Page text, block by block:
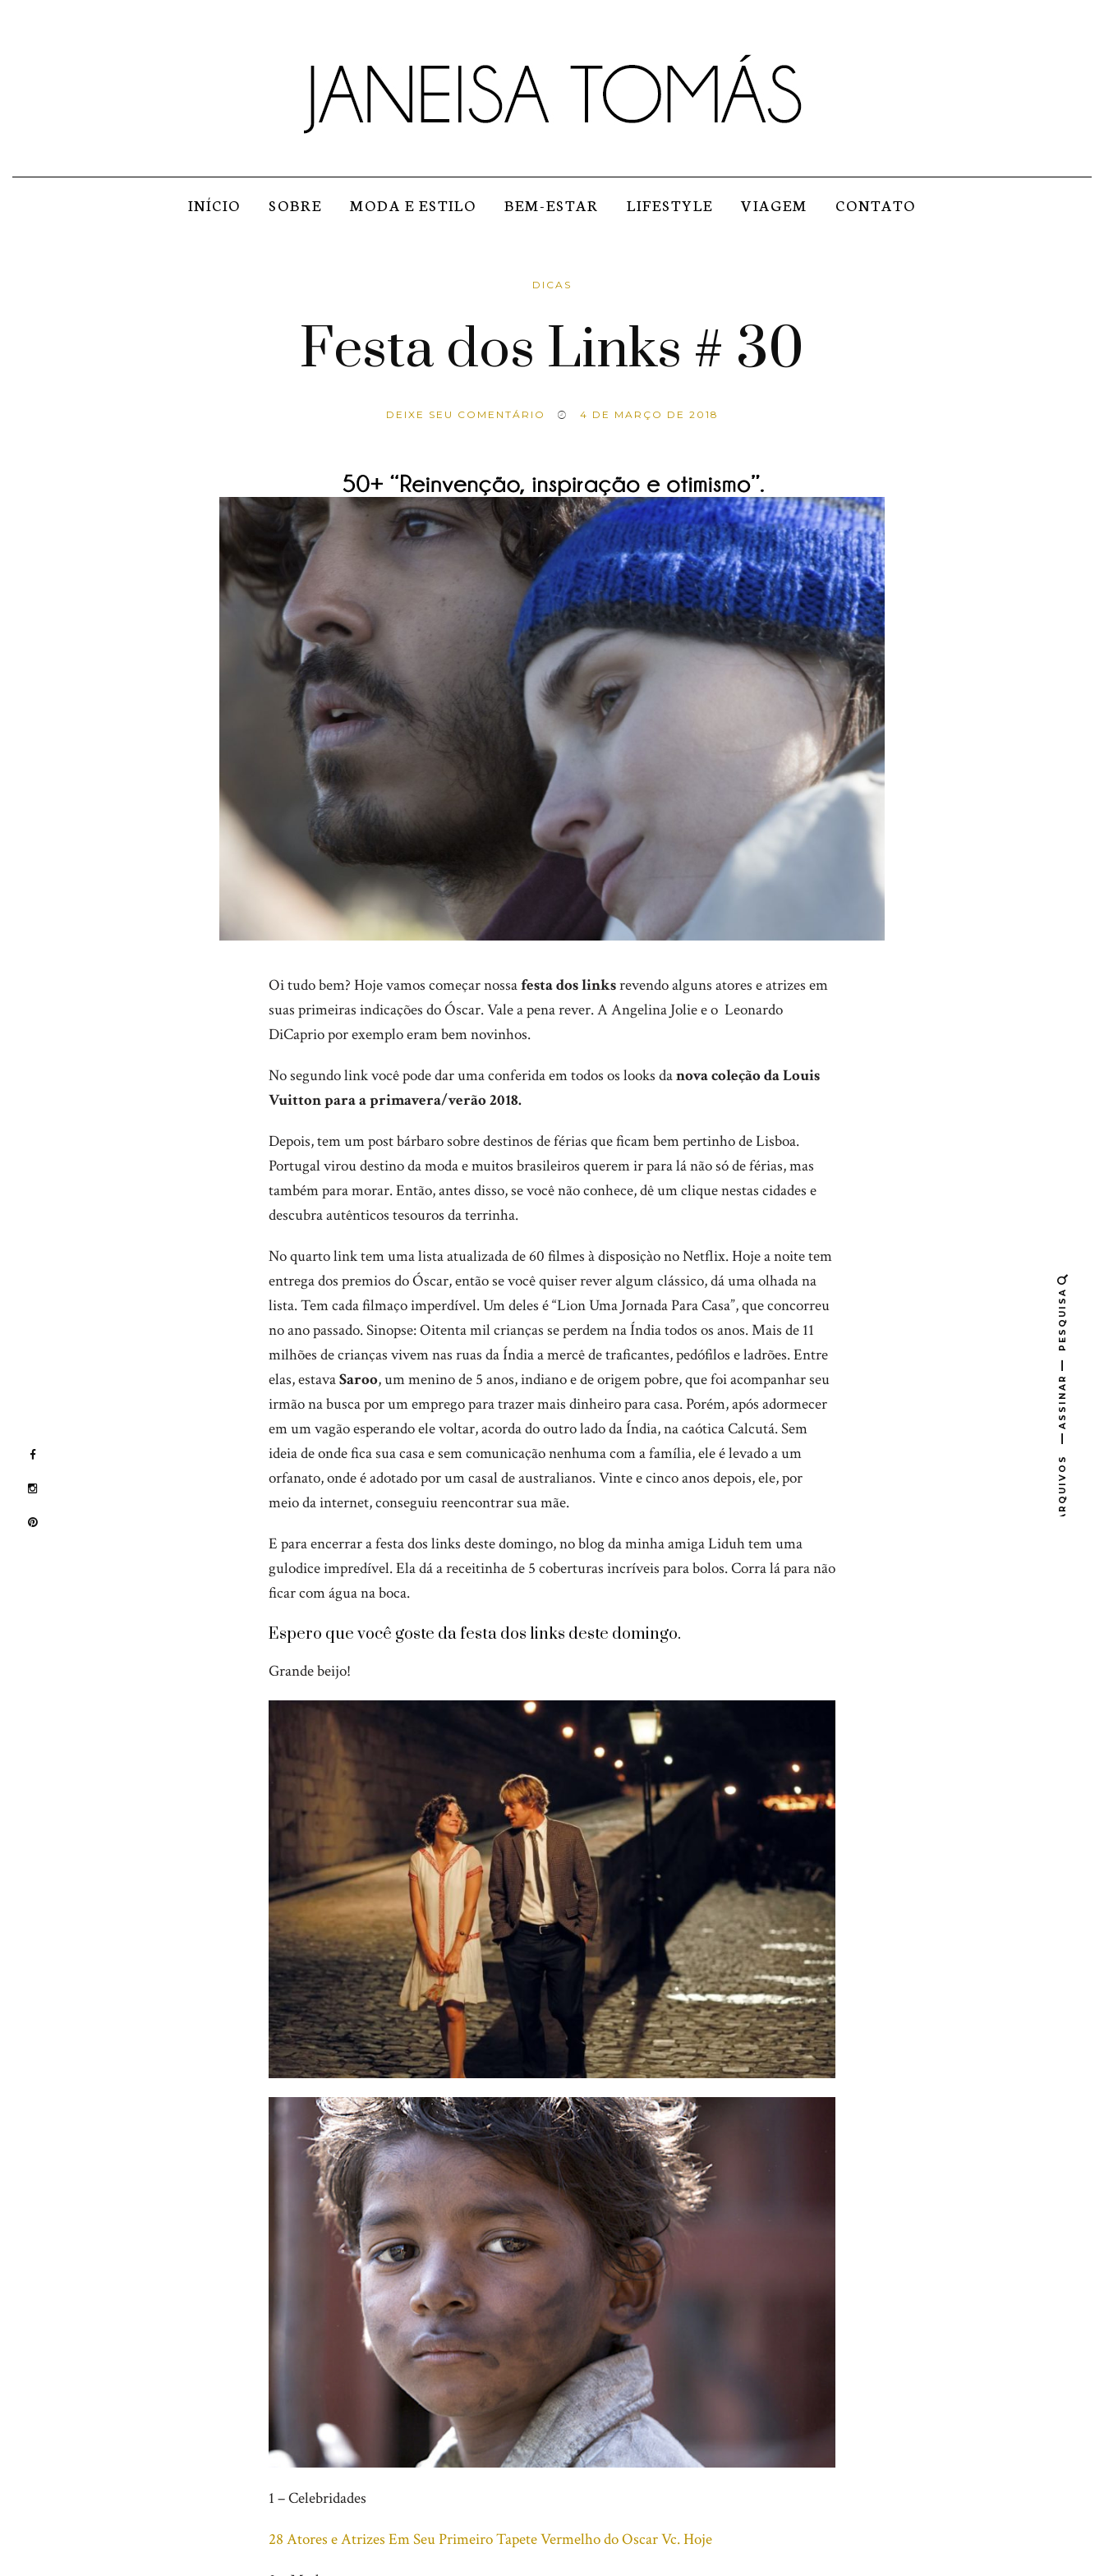
INÍCIO SOBRE MODA E ESTILO BEM-ESTAR LIFESTYLE VIAGEM CONTATO
DICAS
Festa dos Links # 30
DEIXE SEU COMENTÁRIO 4 DE MARÇO DE 2018
Oi tudo bem? Hoje vamos começar nossafesta dos linksrevendo alguns atores e atrizes em
suas primeiras indicações do Óscar. Vale a pena rever. A Angelina Jolie e o Leonardo
DiCaprio por exemplo eram bem novinhos.
No segundo link você pode dar uma conferida em todos os looks danova coleção da Louis
Vuitton para a primavera/verão 2018.
Depois, tem um post bárbaro sobre destinos de férias que ficam bem pertinho de Lisboa.
Portugal virou destino da moda e muitos brasileiros querem ir para lá não só de férias, mas
também para morar. Então, antes disso, se você não conhece, dê um clique nestas cidades e
descubra autênticos tesouros da terrinha.
No quarto link tem uma lista atualizada de 60 filmes à disposiçào no Netflix. Hoje a noite tem
entrega dos premios do Óscar, então se você quiser rever algum clássico, dá uma olhada na
lista. Tem cada filmaço imperdível. Um deles é “Lion Uma Jornada Para Casa”, que concorreu
no ano passado. Sinopse: Oitenta mil crianças se perdem na Índia todos os anos. Mais de 11
milhões de crianças vivem nas ruas da Índia a mercê de traficantes, pedófilos e ladrões. Entre
elas, estavaSaroo, um menino de 5 anos, indiano e de origem pobre, que foi acompanhar seu
irmão na busca por um emprego para trazer mais dinheiro para casa. Porém, após adormecer
em um vagão esperando ele voltar, acorda do outro lado da Índia, na caótica Calcutá. Sem
ideia de onde fica sua casa e sem comunicação nenhuma com a família, ele é levado a um
orfanato, onde é adotado por um casal de australianos. Vinte e cinco anos depois, ele, por
meio da internet, conseguiu reencontrar sua mãe.
E para encerrar a festa dos links deste domingo, no blog da minha amiga Liduh tem uma
gulodice impredível. Ela dá a receitinha de 5 coberturas incríveis para bolos. Corra lá para não
ficar com água na boca.
Espero que você goste da festa dos links deste domingo.
Grande beijo!
1 – Celebridades
28 Atores e Atrizes Em Seu Primeiro Tapete Vermelho do Oscar Vc. Hoje
PESQUISA
ASSINAR
ARQUIVOS